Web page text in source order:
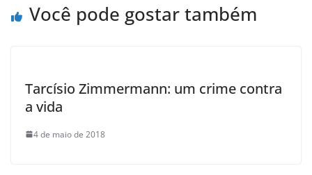
k
Você pode gostar também
Tarcísio Zimmermann: um crime contra
a vida
4 de maio de 2018